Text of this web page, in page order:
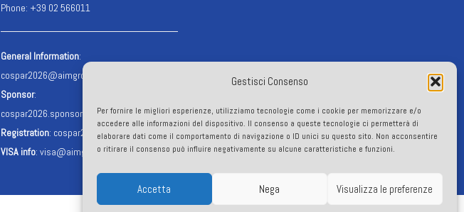
Gestisci Consenso
Per fornire le migliori esperienze, utilizziamo tecnologie come i cookie per memorizzare e/o
accedere alle informazioni del dispositivo. Il consenso a queste tecnologie ci permetterà di
elaborare dati come il comportamento di navigazione o ID unici su questo sito. Non acconsentire
o ritirare il consenso può influire negativamente su alcune caratteristiche e funzioni.
Accetta Nega Visualizza le preferenze
Phone: +39 02 566011
General Information:
cospar2026@aimgroup.eu
Sponsor:
cospar2026.sponsor@aimgroup.eu
Registration: cospar2026.reg@aimgroup.eu
VISA info: visa@aimgroup.eu